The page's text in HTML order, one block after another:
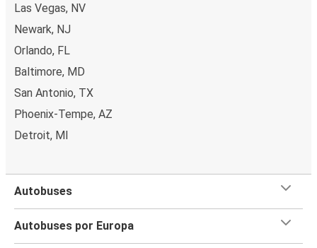
Las Vegas, NV
Newark, NJ
Orlando, FL
Baltimore, MD
San Antonio, TX
Phoenix-Tempe, AZ
Detroit, MI
Autobuses
Autobuses por Europa